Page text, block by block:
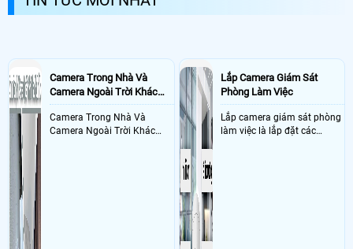
nhà bạn một cách sắc nét rõ ràng
Camera Trong Nhà Và
Camera Ngoài Trời Khác
Nhau Như Thế Nào
Camera Trong Nhà Và
Camera Ngoài Trời Khác
Lắp Camera Giám Sát
Phòng Làm Việc
Lắp camera giám sát phòng
làm việc là lắp đặt các